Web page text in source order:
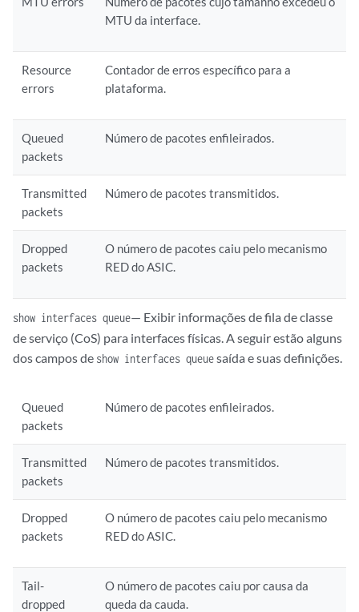
MTU da interface.
Resource
errors
Contador de erros específico para a
plataforma.
Queued
packets
Número de pacotes enfileirados.
Transmitted
packets
Número de pacotes transmitidos.
Dropped
packets
O número de pacotes caiu pelo mecanismo
RED do ASIC.
show interfaces queue— Exibir informações de fila de classe
de serviço (CoS) para interfaces físicas. A seguir estão alguns
dos campos de show interfaces queuesaída e suas definições.
Queued
packets
Número de pacotes enfileirados.
Transmitted
packets
Número de pacotes transmitidos.
Dropped
packets
O número de pacotes caiu pelo mecanismo
RED do ASIC.
Tail-
dropped
O número de pacotes caiu por causa da
queda da cauda.